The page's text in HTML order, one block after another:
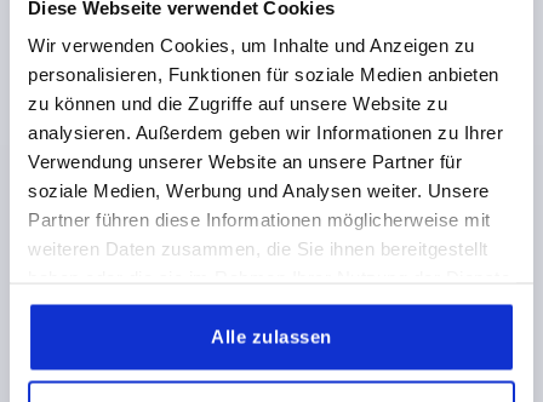
Diese Webseite verwendet Cookies
Wir verwenden Cookies, um Inhalte und Anzeigen zu
personalisieren, Funktionen für soziale Medien anbieten
zu können und die Zugriffe auf unsere Website zu
analysieren. Außerdem geben wir Informationen zu Ihrer
Verwendung unserer Website an unsere Partner für
soziale Medien, Werbung und Analysen weiter. Unsere
Partner führen diese Informationen möglicherweise mit
weiteren Daten zusammen, die Sie ihnen bereitgestellt
gesammelt haben.
Alle zulassen
Bestellnummer:K1852.08311818
24,19 CHF
zzgl. MwSt.
zzgl. Versandkosten
DETAILS
K1852
SCHARNIER 63X50, EDELSTAHL A4, A1=15, A2=28,